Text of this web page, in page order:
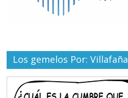
Los gemelos Por: Villafaña